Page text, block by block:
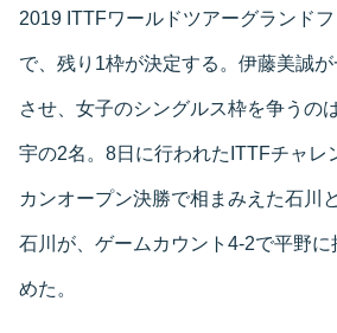
2019 ITTFワールドツアーグランド
で、残り1枠が決定する。伊藤美誠
させ、女子のシングルス枠を争うの
宇の2名。8日に行われたITTFチャレ
カンオープン決勝で相まみえた石川
石川が、ゲームカウント4-2で平野に
めた。